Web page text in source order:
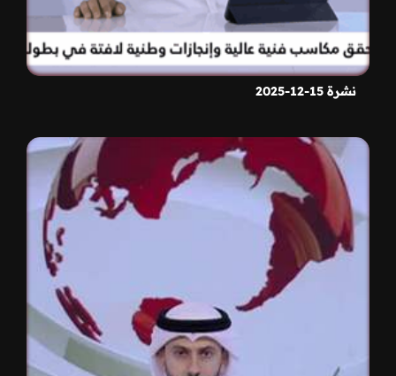
نشرة 15-12-2025